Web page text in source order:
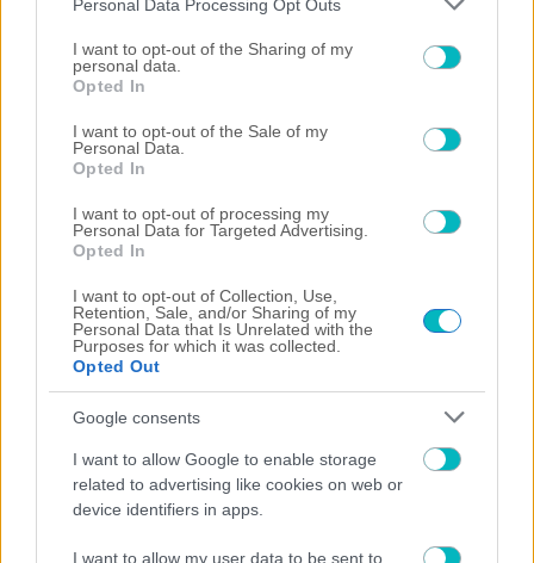
not limited to your visit or usage behaviour. You may click to
grant or deny consent to Google and its third-party tags to
use your data for below specified purposes in below Google
consent section.
Personal Data Processing Opt Outs
I want to opt-out of the Sharing of my
personal data.
Opted In
I want to opt-out of the Sale of my
Personal Data.
Opted In
I want to opt-out of processing my
Personal Data for Targeted Advertising.
Opted In
I want to opt-out of Collection, Use,
Retention, Sale, and/or Sharing of my
Personal Data that Is Unrelated with the
Purposes for which it was collected.
Opted Out
Google consents
I want to allow Google to enable storage
related to advertising like cookies on web or
device identifiers in apps.
I want to allow my user data to be sent to
ΠΟΔΟΣΦΑΙΡΟ ΑΕΚ
Με αυτόν τον αριθμό θα αγωνίζεται ο Μάγερ στην ΑΕΚ!
07/08/2026 | 13:52:29
Η ατάκα του Ηλιόπουλο για Πινέδα στην παρουσίαση του Μάγερ
ΠΟΔΟΣΦΑΙΡΟ ΑΕΚ
Μάγερ: «Να επαναλάβουμε την περσινή σεζόν και να παίξουμε στο
07/08/2026 | 13:28:11
SUPER LEAGUE
Γκαγκάτσης στους διαιτητές: «Zητούμενο η αποδοχή για την
επιστροφή στα ντέρμπι – Μην επιτρέπετε να σας χρησιμοποιούν»
07/08/2026 | 13:07:15
ΠΟΔΟΣΦΑΙΡΟ ΑΕΚ
Ο Ηλιόπουλος καλωσόρισε τον Μάγερ στην ΑΕΚ: «Εχεις να δώσεις
πολλά στην ομάδα, έχεις το βλέμμα της τίγρης» (VIDEO)